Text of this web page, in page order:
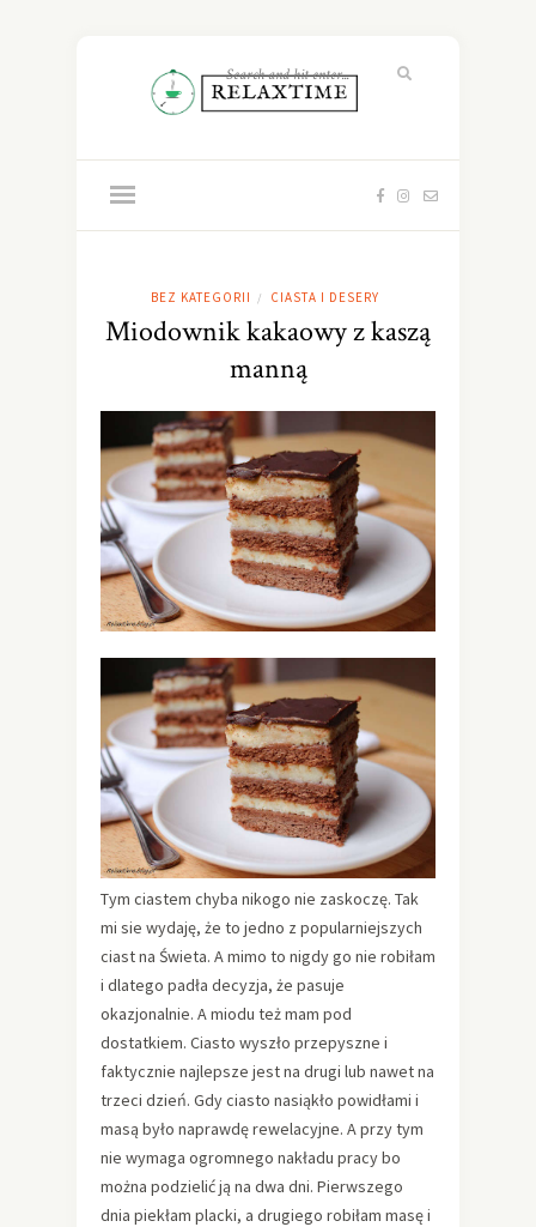
BEZ KATEGORII / CIASTA I DESERY
Miodownik kakaowy z kaszą
manną
Tym ciastem chyba nikogo nie zaskoczę. Tak
mi sie wydaję, że to jedno z popularniejszych
ciast na Świeta. A mimo to nigdy go nie robiłam
i dlatego padła decyzja, że pasuje
okazjonalnie. A miodu też mam pod
dostatkiem. Ciasto wyszło przepyszne i
faktycznie najlepsze jest na drugi lub nawet na
trzeci dzień. Gdy ciasto nasiąkło powidłami i
masą było naprawdę rewelacyjne. A przy tym
nie wymaga ogromnego nakładu pracy bo
można podzielić ją na dwa dni. Pierwszego
dnia piekłam placki, a drugiego robiłam masę i